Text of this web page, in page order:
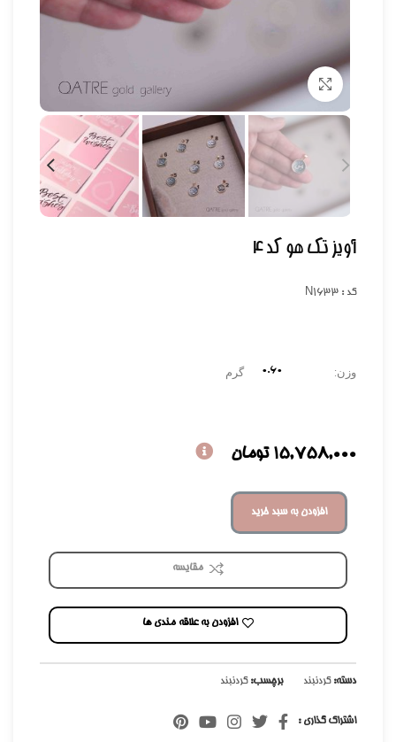
برای بزرگنمایی کلیک کنید
آویز تک هو کد ۴
کد : N1633
وزن: ۰.۶0 گرم
15,758,000 تومان
افزودن به سبد خرید
مقایسه
افزودن به علاقه مندی ها
دسته: گردنبند برچسب: گردنبند
اشتراک گذاری :